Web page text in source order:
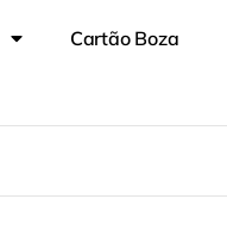
Cartão Boza